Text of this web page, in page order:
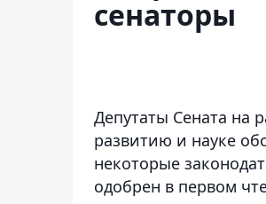
сенаторы
Депутаты Сената на
развитию и науке
некоторые
одобрен в первом